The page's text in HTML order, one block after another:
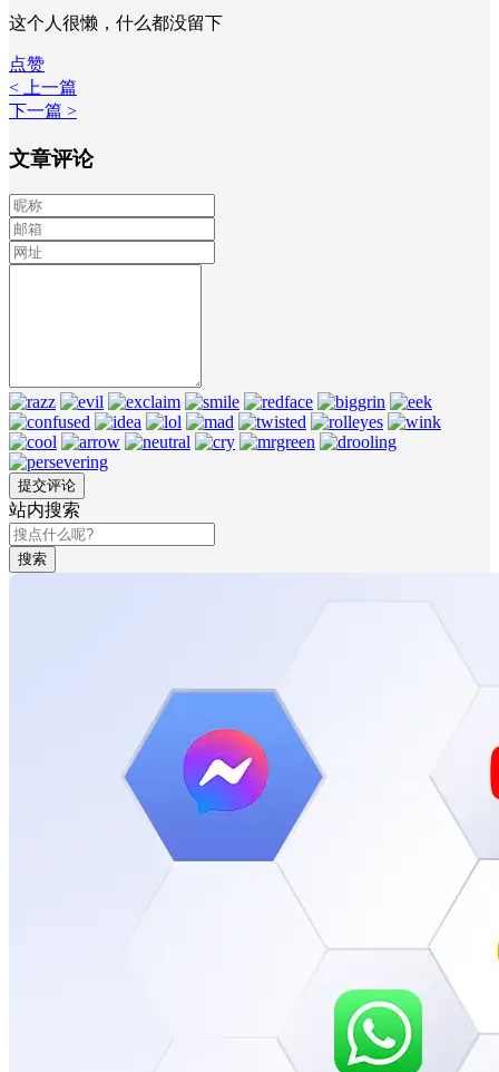
这个人很懒，什么都没留下
点赞
< 上一篇
下一篇 >
文章评论
站内搜索
搜索